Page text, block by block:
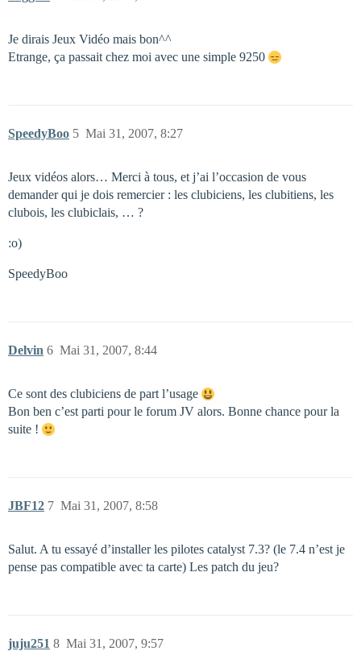
Je dirais Jeux Vidéo mais bon^^
Etrange, ça passait chez moi avec une simple 9250
SpeedyBoo Mai 31, 2007, 8:27
5
Jeux vidéos alors… Merci à tous, et j’ai l’occasion de vous
demander qui je dois remercier : les clubiciens, les clubitiens, les
clubois, les clubiclais, … ?
:o)
SpeedyBoo
Delvin Mai 31, 2007, 8:44
6
Ce sont des clubiciens de part l’usage
Bon ben c’est parti pour le forum JV alors. Bonne chance pour la
suite !
JBF12 Mai 31, 2007, 8:58
7
Salut. A tu essayé d’installer les pilotes catalyst 7.3? (le 7.4 n’est je
pense pas compatible avec ta carte) Les patch du jeu?
juju251 Mai 31, 2007, 9:57
8